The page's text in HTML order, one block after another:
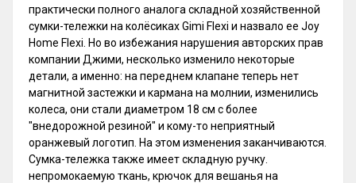
практически полного аналога складной хозяйственной
сумки-тележки на колёсиках Gimi Flexi и назвало ее Joy
Home Flexi. Но во избежания нарушения авторских прав
компании Джими, несколько изменило некоторые
детали, а именно: на переднем клапане теперь нет
магнитной застежки и кармана на молнии, изменились
колеса, они стали диаметром 18 см с более
"внедорожной резиной" и кому-то неприятный
оранжевый логотип. На этом изменения заканчиваются.
Сумка-тележка также имеет складную ручку.
непромокаемую ткань, крючок для вешанья на